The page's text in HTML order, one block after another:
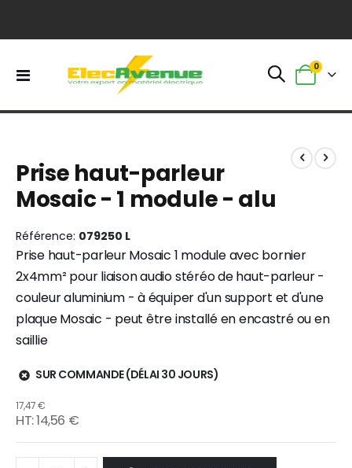
Basculer
Panier
0
the
end
of
images
gallery
the
beginning
of
images
gallery
Prise haut-parleur
Mosaic - 1 module - alu
Référence 079250 L
Prise haut-parleur Mosaic 1 module avec bornier
2x4mm² pour liaison audio stéréo de haut-parleur -
couleur aluminium - à équiper d'un support et d'une
plaque Mosaic - peut être installé en encastré ou en
saillie
SUR COMMANDE (DÉLAI 30 JOURS)
17,47 €
14,56 €